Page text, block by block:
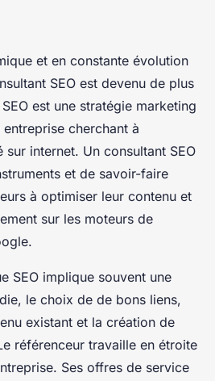
: un atout
les
•7 min de lecture
et en constante évolution
SEO est devenu de plus
est une stratégie marketing
cherchant à
internet. Un consultant SEO
et de savoir-faire
à optimiser leur contenu et
sur les moteurs de
SEO implique souvent une
le choix de de bons liens,
existant et la création de
référenceur travaille en étroite
Ses offres de service